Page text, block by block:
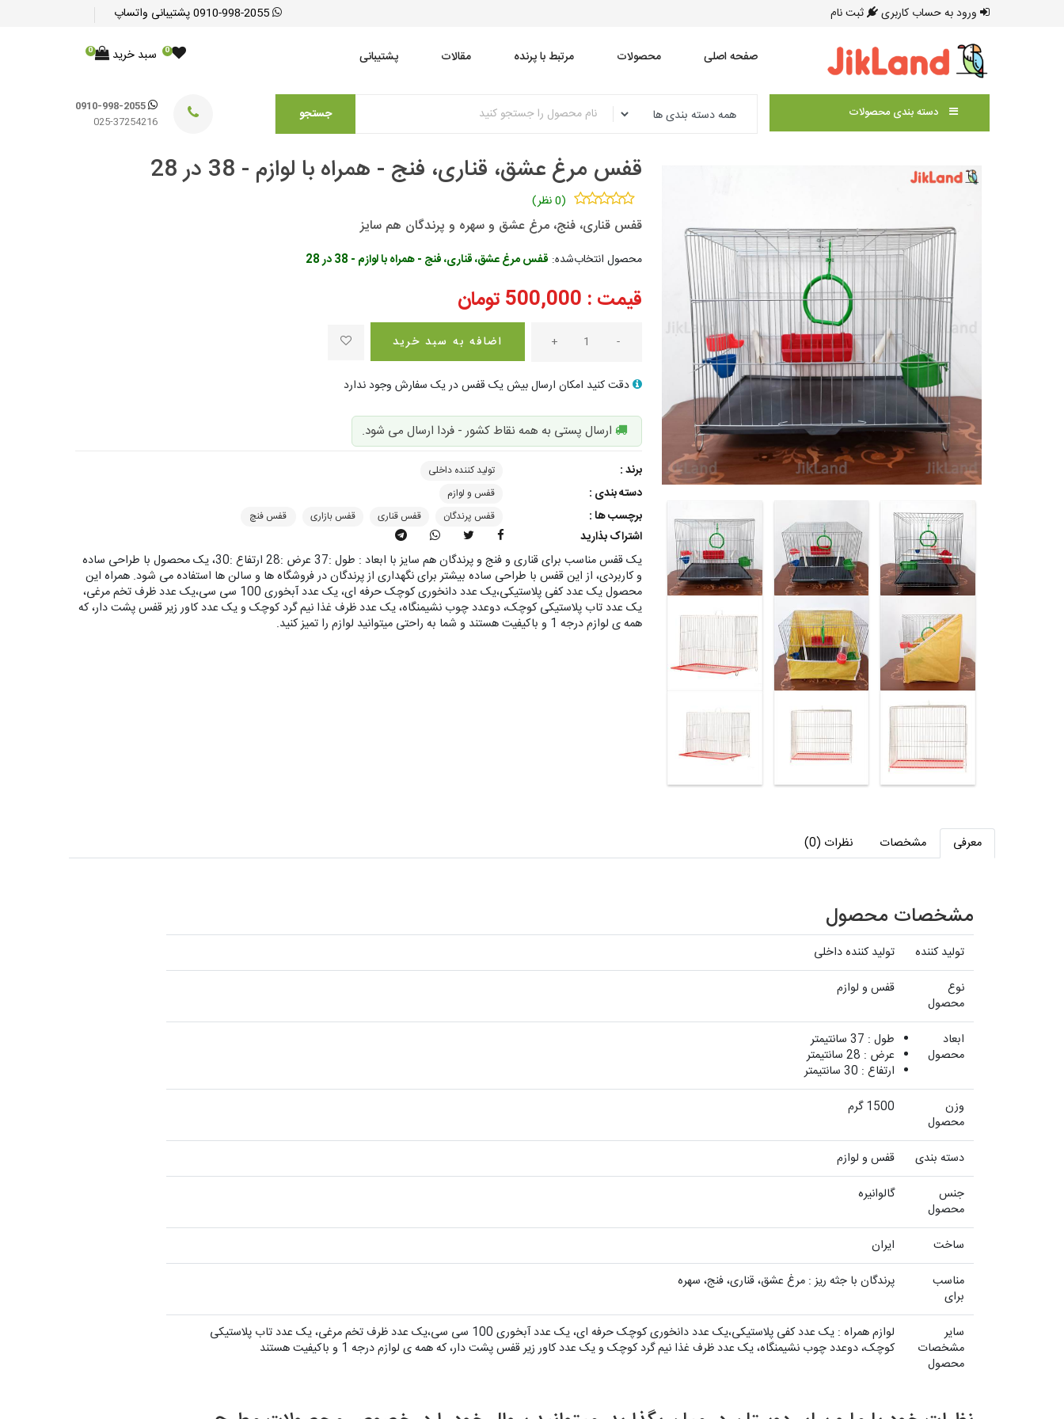
ورود به حساب کاربری ثبت نام 0910-998-2055پشتیبانی واتساپ
صفحه اصلی محصولات مرتبط با پرنده مقالات پشتیبانی 0 سبد خرید 0
دسته بندی محصولات جستجو
0910-998-2055
025-37254216
قفس مرغ عشق، قناری، فنج - همراه با لوازم - 38 در 28
(0 نظر)
قفس قناری، فنج، مرغ عشق و سهره و پرندگان هم سایز
محصول انتخاب‌شده: قفس مرغ عشق، قناری، فنج - همراه با لوازم - 38 در 28
قیمت : 500,000 تومان
-
+ اضافه به سبد خرید
دقت کنید امکان ارسال بیش یک قفس در یک سفارش وجود ندارد
ارسال پستی به همه نقاط کشور - فردا ارسال می شود.
برند : تولید کننده داخلی
دسته بندی : قفس و لوازم
برچسب ها : قفس پرندگان قفس قناری قفس بازاری قفس فنچ
اشتراک بذارید
یک قفس مناسب برای قناری و فنج و پرندگان هم سایز با ابعاد : طول :37 عرض :28 ارتفاع :30، یک محصول با طراحی ساده
و کاربردی، از این قفس با طراحی ساده بیشتر برای نگهداری از پرندگان در فروشگاه ها و سالن ها استفاده می شود. همراه این
محصول یک عدد کفی پلاستیکی،یک عدد دانخوری کوچک حرفه ای، یک عدد آبخوری 100 سی سی،یک عدد ظرف تخم مرغی،
یک عدد تاب پلاستیکی کوچک، دوعدد چوب نشیمنگاه، یک عدد ظرف غذا نیم گرد کوچک و یک عدد کاور زیر قفس پشت دار، که
همه ی لوازم درجه 1 و باکیفیت هستند و شما به راحتی میتوانید لوازم را تمیز کنید.
معرفی مشخصات نظرات (0)
مشخصات محصول
تولید کننده
تولید کننده داخلی
نوع
محصول
قفس و لوازم
ابعاد
محصول
طول : 37 سانتیمتر
عرض : 28 سانتیمتر
ارتفاع : 30 سانتیمتر
وزن
محصول
1500 گرم
دسته بندی
قفس و لوازم
جنس
محصول
گالوانیره
ساخت
ایران
مناسب
برای
پرندگان با جثه ریز : مرغ عشق، قناری، فنج، سهره
سایر
مشخصات
محصول
لوازم همراه : یک عدد کفی پلاستیکی،یک عدد دانخوری کوچک حرفه ای، یک عدد آبخوری 100 سی سی،یک عدد ظرف تخم مرغی، یک عدد تاب پلاستیکی
کوچک، دوعدد چوب نشیمنگاه، یک عدد ظرف غذا نیم گرد کوچک و یک عدد کاور زیر قفس پشت دار، که همه ی لوازم درجه 1 و باکیفیت هستند